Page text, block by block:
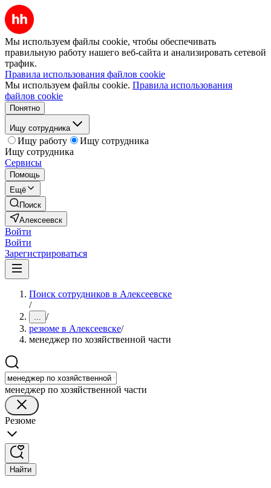
Мы используем файлы cookie, чтобы обеспечивать
правильную работу нашего веб-сайта и анализировать сетевой
трафик.
Правила использования файлов cookie
Мы используем файлы cookie. Правила использования
файлов cookie
Понятно
Ищу сотрудника
Ищу работу
Ищу сотрудника
Ищу сотрудника
Сервисы
Помощь
Ещё
Поиск
Алексеевск
Войти
Войти
Зарегистрироваться
Поиск сотрудников в Алексеевске
/
... /
резюме в Алексеевске/
менеджер по хозяйственной части
менеджер по хозяйственной части
Резюме
Найти